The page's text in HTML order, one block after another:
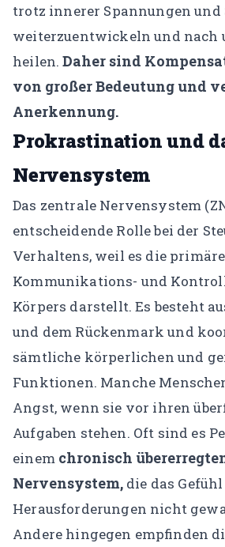
trotz innerer Spannungen und
weiterzuentwickeln und nach
heilen.Daher sind
von großer Bedeutung und
Anerkennung.
Prokrastination und
Nervensystem
Das zentrale Nervensystem
entscheidende Rolle bei der
Verhaltens, weil es die primäre
Kommunikations- und
Körpers darstellt. Es besteht
und dem Rückenmark und
sämtliche körperlichen und
Funktionen. Manche
Angst, wenn sie vor ihren
Aufgaben stehen. Oft sind es
einem chronisch
Nervensystem, die das
Herausforderungen nicht
Andere hingegen empfinden